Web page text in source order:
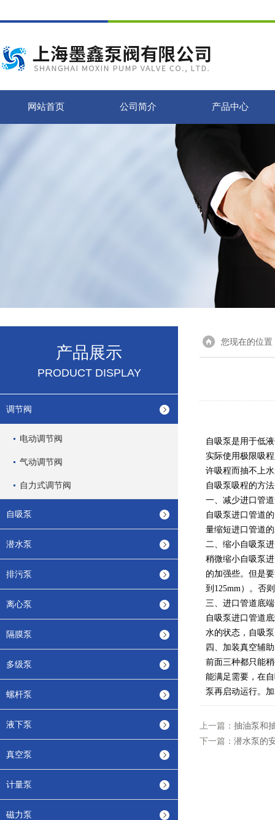
网站首页 公司简介 产品中心
产品展示
PRODUCT DISPLAY
调节阀
电动调节阀
气动调节阀
自力式调节阀
自吸泵
潜水泵
排污泵
离心泵
隔膜泵
多级泵
螺杆泵
液下泵
真空泵
计量泵
磁力泵
您现在的位置
自吸泵是用于低
实际使用极限吸
许吸程而抽不上
自吸泵吸程的方
一、减少进口管
自吸泵进口管道
量缩短进口管道
二、缩小自吸泵
稍微缩小自吸泵
的加强些。但是
到125mm）。否
三、进口管道底
自吸泵进口管道
水的状态，自吸
四、加装真空辅
前面三种都只能
能满足需要，在
泵再启动运行。
上一篇： 抽油泵和
下一篇： 潜水泵的